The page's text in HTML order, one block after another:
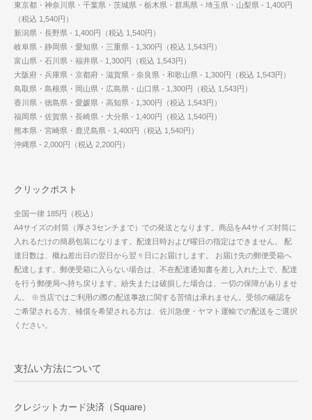
東京都・神奈川県・千葉県・茨城県・栃木県・群馬県・埼玉県・山梨県 - 1,400円
（税込 1,540円）
新潟県・長野県 - 1,400円（税込 1,540円）
岐阜県・静岡県・愛知県・三重県 - 1,300円（税込 1,543円）
富山県・石川県・福井県 - 1,300円（税込 1,543円）
大阪府・兵庫県・京都府・滋賀県・奈良県・和歌山県 - 1,300円（税込 1,543円）
鳥取県・島根県・岡山県・広島県・山口県 - 1,300円（税込 1,543円）
香川県・徳島県・愛媛県・高知県 - 1,300円（税込 1,543円）
福岡県・佐賀県・長崎県・大分県 - 1,400円（税込 1,540円）
熊本県・宮崎県・鹿児島県 - 1,400円（税込 1,540円）
沖縄県 - 2,000円（税込 2,200円）
クリックポスト
全国一律 185円（税込）
A4サイズの封筒（厚さ3センチまで）での発送となります。商品をA4サイズ封筒に
入れるだけの簡易包装になります。配達日時および曜日の指定はできません。 配
達日数は、概ね差出日の翌日から翌々日にお届けします。 お届け先の郵便受箱へ
配達します。郵便受箱に入らない場合は、不在配達通知書を差し入れた上で、配達
を行う郵便局へ持ち戻ります。紛失または破損した場合は、一切の保障がありませ
ん。 ※当店ではご利用の際の配送事故に関する苦情は承れません。受領の確認を
ご希望される方、補償を希望される方は、佐川急便・ヤマト運輸での配送をご選択
ください。
支払い方法について
クレジットカード決済（Square）